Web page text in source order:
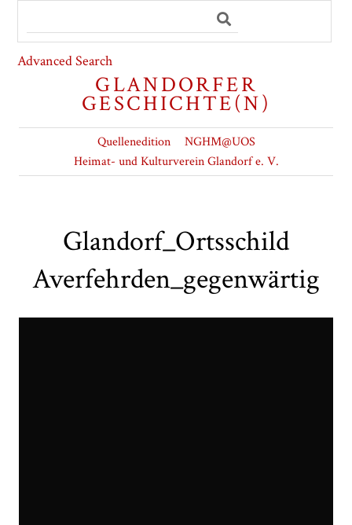
GLANDORFER
GESCHICHTE(N)
Advanced Search
Quellenedition
NGHM@UOS
Heimat- und Kulturverein Glandorf e. V.
Glandorf_Ortsschild
Averfehrden_gegenwärtig